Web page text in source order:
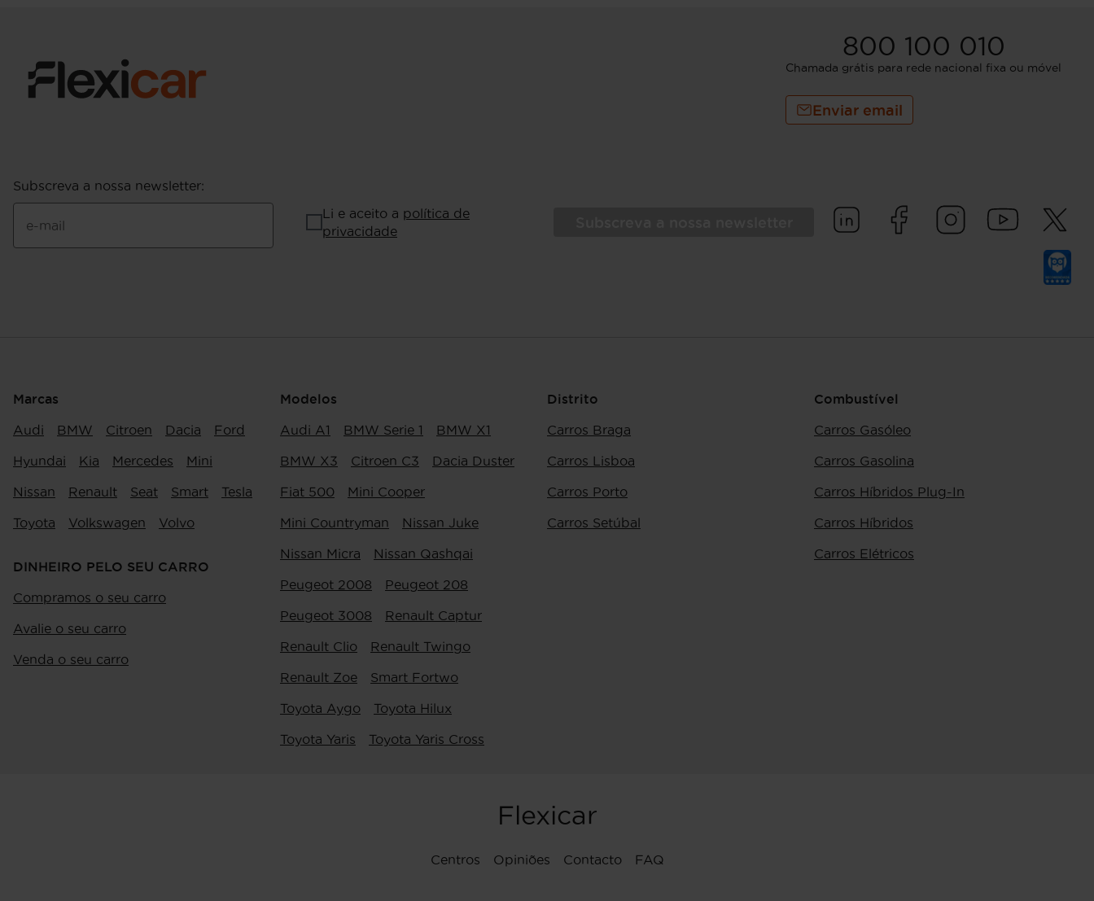
800 100 010
Chamada grátis para rede nacional fixa ou móvel
Enviar email
Subscreva a nossa newsletter:
e-mail
Li e aceito a política de
privacidade
Marcas
Audi BMW Citroen Dacia Ford
Hyundai Kia Mercedes Mini
Nissan Renault Seat Smart Tesla
Toyota Volkswagen Volvo
DINHEIRO PELO SEU CARRO
Compramos o seu carro
Avalie o seu carro
Venda o seu carro
Modelos
Audi A1 BMW Serie 1 BMW X1
BMW X3 Citroen C3 Dacia Duster
Fiat 500 Mini Cooper
Mini Countryman Nissan Juke
Nissan Micra Nissan Qashqai
Peugeot 2008 Peugeot 208
Peugeot 3008 Renault Captur
Renault Clio Renault Twingo
Renault Zoe Smart Fortwo
Toyota Aygo Toyota Hilux
Toyota Yaris Toyota Yaris Cross
Distrito
Carros Braga
Carros Lisboa
Carros Porto
Carros Setúbal
Combustível
Carros Gasóleo
Carros Gasolina
Carros Híbridos Plug-In
Carros Híbridos
Carros Elétricos
Flexicar
Centros Opiniões Contacto FAQ